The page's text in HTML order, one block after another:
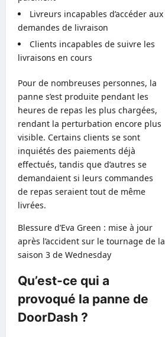
Livreurs incapables d’accéder aux
demandes de livraison
Clients incapables de suivre les
livraisons en cours
Pour de nombreuses personnes, la
panne s’est produite pendant les
heures de repas les plus chargées,
rendant la perturbation encore plus
visible. Certains clients se sont
inquiétés des paiements déjà
effectués, tandis que d’autres se
demandaient si leurs commandes
de repas seraient tout de même
livrées.
Blessure d’Eva Green : mise à jour
après l’accident sur le tournage de la
saison 3 de Wednesday
Qu’est-ce qui a
provoqué la panne de
DoorDash ?